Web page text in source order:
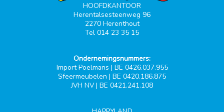
HOOFDKANTOOR
Herentalsesteenweg 96
2270 Herenthout
Tel 014 23 35 15
Ondernemingsnummers:
Import Poelmans | BE 0426.037.955
Sfeermeubelen | BE 0420.186.875
JVH NV | BE 0421.241.108